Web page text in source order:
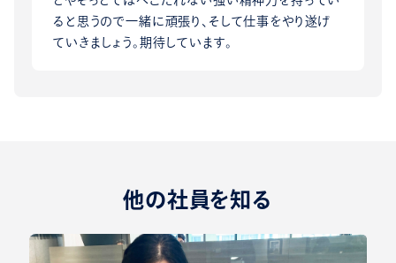
ると思うので一緒に頑張り、そして仕事をやり遂げ
ていきましょう。期待しています。
他の社員を知る